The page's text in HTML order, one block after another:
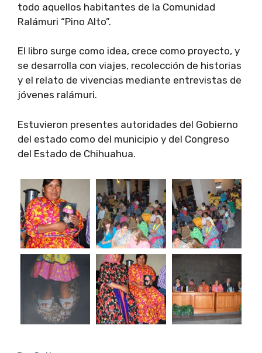
todo aquellos habitantes de la Comunidad
Ralámuri “Pino Alto”.
El libro surge como idea, crece como proyecto, y
se desarrolla con viajes, recolección de historias
y el relato de vivencias mediante entrevistas de
jóvenes ralámuri.
Estuvieron presentes autoridades del Gobierno
del estado como del municipio y del Congreso
del Estado de Chihuahua.